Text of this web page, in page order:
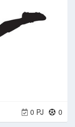
0
0 PJ